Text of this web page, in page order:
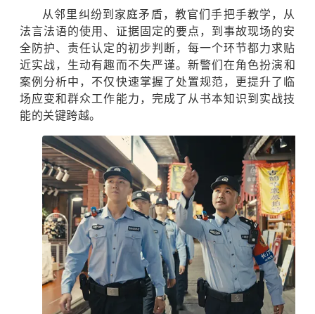
从邻里纠纷到家庭矛盾，教官们手把手教学，从
法言法语的使用、证据固定的要点，到事故现场的安
全防护、责任认定的初步判断，每一个环节都力求贴
近实战，生动有趣而不失严谨。 新警们在角色扮演和
案例分析中，不仅快速掌握了处置规范，更提升了临
场应变和群众工作能力，完成了从书本知识到实战技
能的关键跨越。